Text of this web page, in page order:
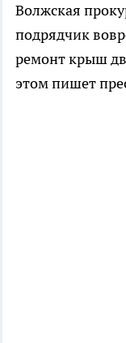
Волжская
подрядчик
ремонт крыш
этом пишет